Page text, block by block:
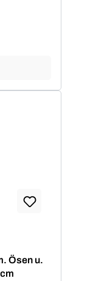
4.67 von 5 Sternen